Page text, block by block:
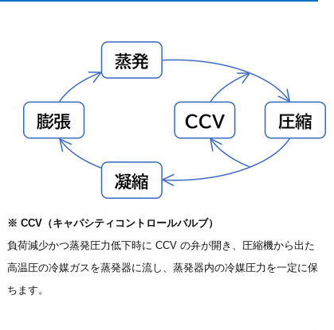
※ CCV（キャパシティコントロールバルブ）
負荷減少かつ蒸発圧力低下時に CCV の弁が開き、圧縮機から出た
高温圧の冷媒ガスを蒸発器に流し、蒸発器内の冷媒圧力を一定に保
ちます。